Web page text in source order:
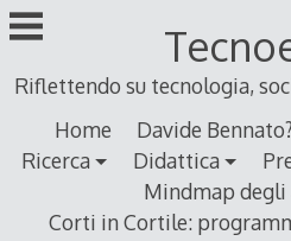
Skip
to
Riflettendo su tecnologia,
Home
Davide Bennato?
Ricerca
Didattica
Mindmap
Corti in Cortile: